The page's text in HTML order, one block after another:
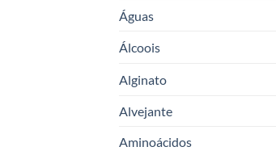
Águas
Álcoois
Alginato
Alvejante
Aminoácidos